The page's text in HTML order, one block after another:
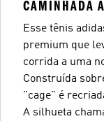
CAMINHADA
Esse tênis
premium que
corrida a uma
Construída
"cage" é
A silhueta